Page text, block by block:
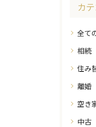
カ
全て
相続
住み
離婚
空き
中古